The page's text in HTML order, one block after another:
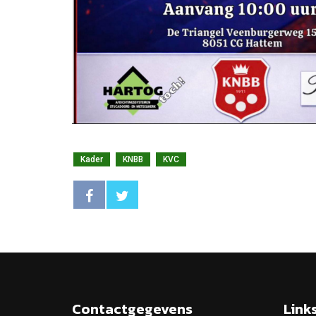
Kader KNBB KVC
Contactgegevens